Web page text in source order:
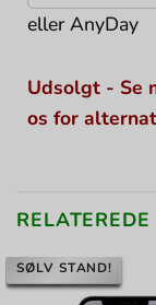
ellerAnyDay
Udsolgt - Se
os for
SØLV STAND!